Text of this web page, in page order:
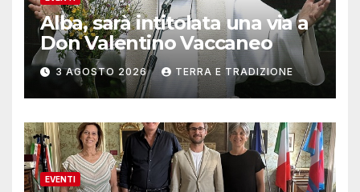
Alba, sarà intitolata una via a
Don Valentino Vaccaneo
3 AGOSTO 2026 TERRA E TRADIZIONE
EVENTI